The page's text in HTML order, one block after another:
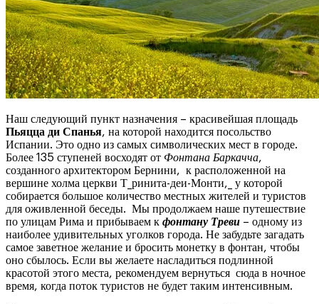
Наш следующий пункт назначения – красивейшая площадь
Пьяцца ди Спанья, на которой находится посольство
Испании. Это одно из самых символических мест в городе.
Более 135 ступеней восходят от Фонтана Баркачча,
созданного архитектором Бернини, к расположенной на
вершине холма церкви Т_ринита-деи-Монти,_ у которой
собирается большое количество местных жителей и туристов
для оживленной беседы. Мы продолжаем наше путешествие
по улицам Рима и прибываем к фонтану Треви – одному из
наиболее удивительных уголков города. Не забудьте загадать
самое заветное желание и бросить монетку в фонтан, чтобы
оно сбылось. Если вы желаете насладиться подлинной
красотой этого места, рекомендуем вернуться сюда в ночное
время, когда поток туристов не будет таким интенсивным.